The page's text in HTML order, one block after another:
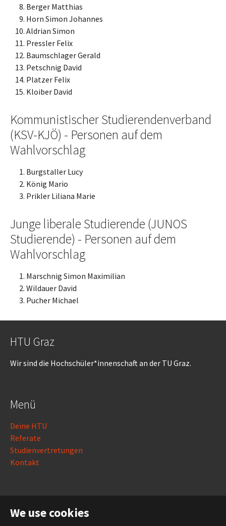
We use cookies
Berger Matthias
Horn Simon Johannes
Aldrian Simon
Pressler Felix
Baumschlager Gerald
Petschnig David
Platzer Felix
Kloiber David
Kommunistischer Studierendenverband
(KSV-KJÖ) - Personen auf dem
Wahlvorschlag
Burgstaller Lucy
König Mario
Prikler Liliana Marie
Junge liberale Studierende (JUNOS
Studierende) - Personen auf dem
Wahlvorschlag
Marschnig Simon Maximilian
Wildauer David
Pucher Michael
HTU Graz
Wir sind die Hochschüler*innenschaft an der TU Graz.
Menü
Deine HTU
Referate
Studienvertretungen
Kontakt